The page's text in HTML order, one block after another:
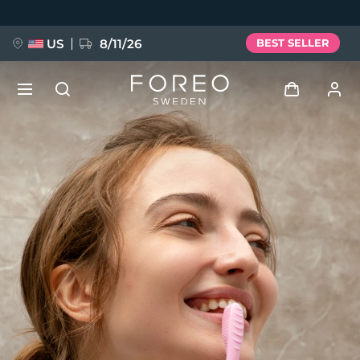
US 8/11/26 BEST SELLER
Profilo utente
I miei dispositivi
I miei ordini
I miei indirizzi
I miei abbonamenti
FAQ™ Pure Beauty-Tech Elixir
BREAKING NEWS
issa™ Teeth Whitening Set
Lingua
English Deutsch
Español
Français
Italiano
Português
Polski
Svenska
Русский
Türkçe
简体中文 繁體中文